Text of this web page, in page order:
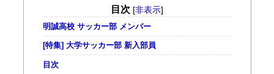
目次 [非表示]
明誠高校 サッカー部 メンバー
[特集] 大学サッカー部 新入部員
目次